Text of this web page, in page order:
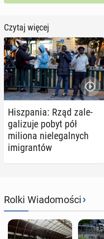
Czytaj więcej
Hisz­pa­nia: Rząd za­le­
ga­li­zu­je pobyt pół
miliona nie­le­gal­nych
imi­gran­tów
Rolki Wiadomości›